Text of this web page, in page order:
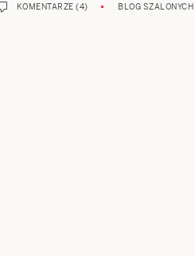
KOMENTARZE (4) BLOG